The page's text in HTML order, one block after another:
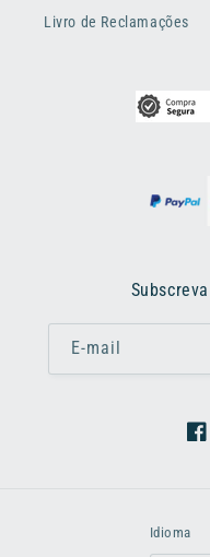
Livro de Reclamações
E-mail
Idioma